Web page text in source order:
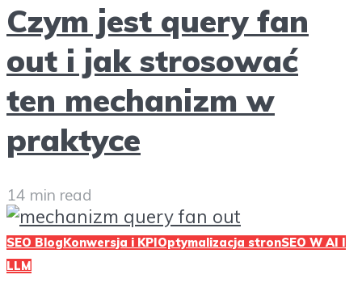
Czym jest query fan
out i jak strosować
ten mechanizm w
praktyce
14 min read
SEO BlogKonwersja i KPIOptymalizacja stronSEO W AI I
LLM